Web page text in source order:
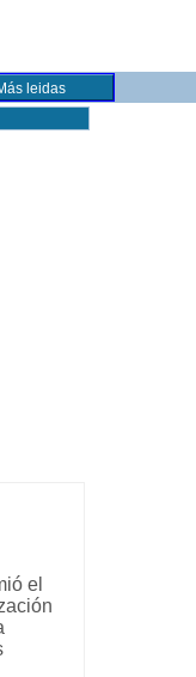
leidas
el